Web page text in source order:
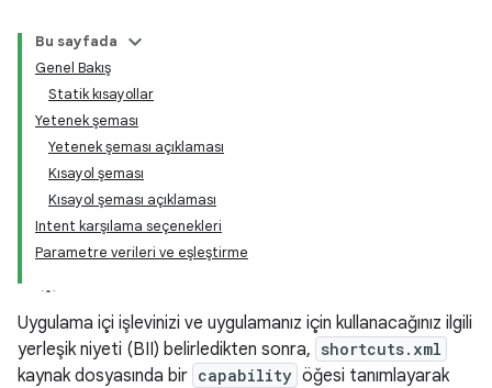
Bu sayfada
Genel Bakış
Statik kısayollar
Yetenek şeması
Yetenek şeması açıklaması
Kısayol şeması
Kısayol şeması açıklaması
Intent karşılama seçenekleri
Parametre verileri ve eşleştirme
Uygulama içi işlevinizi ve uygulamanız için kullanacağınız ilgili
yerleşik niyeti (BII) belirledikten sonra, shortcuts.xml
kaynak dosyasında bir capability öğesi tanımlayarak